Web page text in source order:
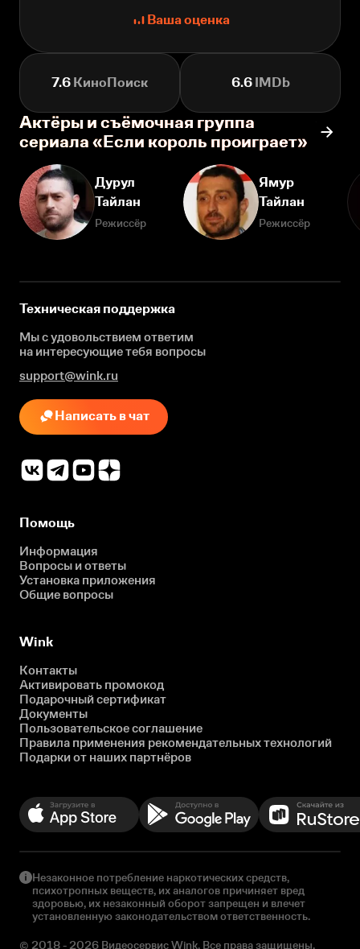
Ваша оценка
7.6 КиноПоиск 6.6IMDb
Актёры и съёмочная группа
сериала «Если король проиграет»
Дурул
Тайлан
Режиссёр
Ямур
Тайлан
Режиссёр
Техническая поддержка
Мы с удовольствием ответим
на интересующиетебя вопросы
support@wink.ru
Написать в чат
Помощь
Информация
Вопросы и ответы
Установка приложения
Общие вопросы
Wink
Контакты
Активировать промокод
Подарочный сертификат
Документы
Пользовательское соглашение
Правила применения рекомендательных технологий
Подарки от наших партнёров
Незаконное потребление наркотических средств,
психотропных веществ, их аналогов причиняет вред
здоровью, их незаконный оборот запрещен и влечет
установленную законодательством ответственность.
© 2018 - 2026 Видеосервис Wink. Все права защищены.